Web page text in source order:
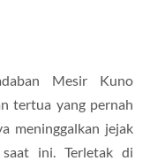
Mesir Kuno
tertua yang pernah
meninggalkan jejak
ini. Terletak di